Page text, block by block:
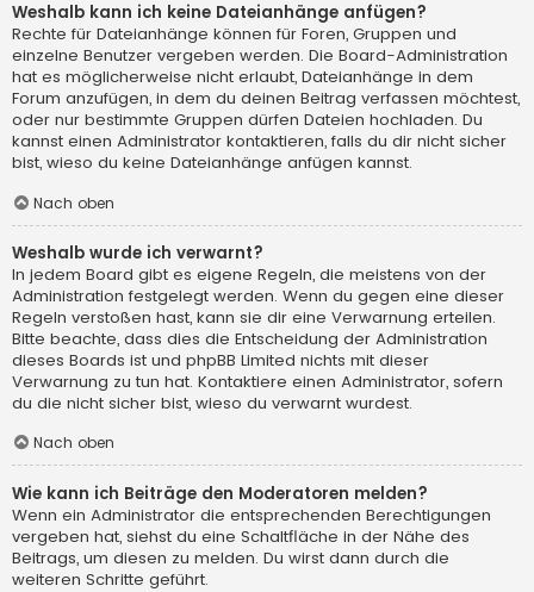
Weshalb kann ich keine Dateianhänge anfügen?
Rechte für Dateianhänge können für Foren, Gruppen und
einzelne Benutzer vergeben werden. Die Board-Administration
hat es möglicherweise nicht erlaubt, Dateianhänge in dem
Forum anzufügen, in dem du deinen Beitrag verfassen möchtest,
oder nur bestimmte Gruppen dürfen Dateien hochladen. Du
kannst einen Administrator kontaktieren, falls du dir nicht sicher
bist, wieso du keine Dateianhänge anfügen kannst.
Nach oben
Weshalb wurde ich verwarnt?
In jedem Board gibt es eigene Regeln, die meistens von der
Administration festgelegt werden. Wenn du gegen eine dieser
Regeln verstoßen hast, kann sie dir eine Verwarnung erteilen.
Bitte beachte, dass dies die Entscheidung der Administration
dieses Boards ist und phpBB Limited nichts mit dieser
Verwarnung zu tun hat. Kontaktiere einen Administrator, sofern
du die nicht sicher bist, wieso du verwarnt wurdest.
Nach oben
Wie kann ich Beiträge den Moderatoren melden?
Wenn ein Administrator die entsprechenden Berechtigungen
vergeben hat, siehst du eine Schaltfläche in der Nähe des
Beitrags, um diesen zu melden. Du wirst dann durch die
weiteren Schritte geführt.